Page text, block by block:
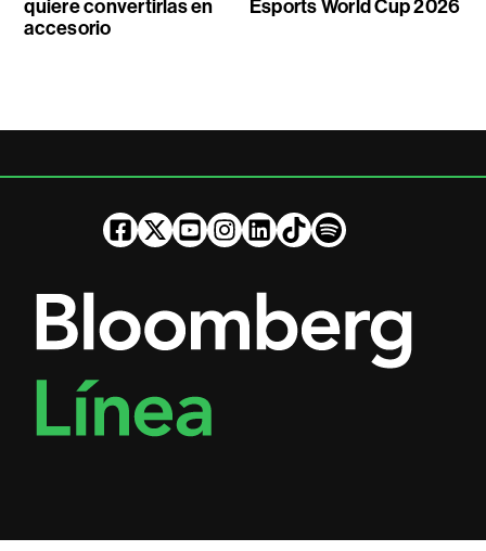
quiere convertirlas en
accesorio
Esports World Cup 2026